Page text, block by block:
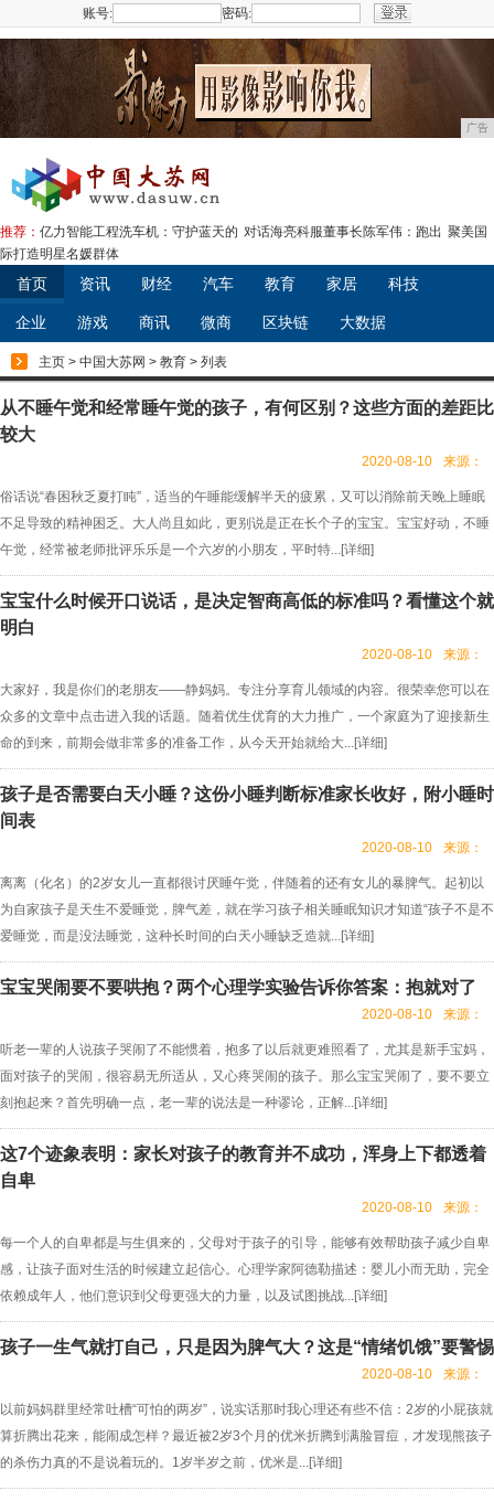
账号: 密码:
广告
推荐： 亿力智能工程洗车机：守护蓝天的 对话海亮科服董事长陈军伟：跑出 聚美国
际打造明星名媛群体
首页 资讯 财经 汽车 教育 家居 科技
企业 游戏 商讯 微商 区块链 大数据
主页 > 中国大苏网 > 教育 > 列表
从不睡午觉和经常睡午觉的孩子，有何区别？这些方面的差距比
较大
来源：
2020-08-10
俗话说“春困秋乏夏打盹”，适当的午睡能缓解半天的疲累，又可以消除前天晚上睡眠
不足导致的精神困乏。大人尚且如此，更别说是正在长个子的宝宝。宝宝好动，不睡
午觉，经常被老师批评乐乐是一个六岁的小朋友，平时特...[详细]
宝宝什么时候开口说话，是决定智商高低的标准吗？看懂这个就
明白
来源：
2020-08-10
大家好，我是你们的老朋友——静妈妈。专注分享育儿领域的内容。很荣幸您可以在
众多的文章中点击进入我的话题。随着优生优育的大力推广，一个家庭为了迎接新生
命的到来，前期会做非常多的准备工作，从今天开始就给大...[详细]
孩子是否需要白天小睡？这份小睡判断标准家长收好，附小睡时
间表
来源：
2020-08-10
离离（化名）的2岁女儿一直都很讨厌睡午觉，伴随着的还有女儿的暴脾气。起初以
为自家孩子是天生不爱睡觉，脾气差，就在学习孩子相关睡眠知识才知道“孩子不是不
爱睡觉，而是没法睡觉，这种长时间的白天小睡缺乏造就...[详细]
宝宝哭闹要不要哄抱？两个心理学实验告诉你答案：抱就对了
来源：
2020-08-10
听老一辈的人说孩子哭闹了不能惯着，抱多了以后就更难照看了，尤其是新手宝妈，
面对孩子的哭闹，很容易无所适从，又心疼哭闹的孩子。那么宝宝哭闹了，要不要立
刻抱起来？首先明确一点，老一辈的说法是一种谬论，正解...[详细]
这7个迹象表明：家长对孩子的教育并不成功，浑身上下都透着
自卑
来源：
2020-08-10
每一个人的自卑都是与生俱来的，父母对于孩子的引导，能够有效帮助孩子减少自卑
感，让孩子面对生活的时候建立起信心。心理学家阿德勒描述：婴儿小而无助，完全
依赖成年人，他们意识到父母更强大的力量，以及试图挑战...[详细]
孩子一生气就打自己，只是因为脾气大？这是“情绪饥饿”要警惕
来源：
2020-08-10
以前妈妈群里经常吐槽“可怕的两岁”，说实话那时我心理还有些不信：2岁的小屁孩就
算折腾出花来，能闹成怎样？最近被2岁3个月的优米折腾到满脸冒痘，才发现熊孩子
的杀伤力真的不是说着玩的。1岁半岁之前，优米是...[详细]